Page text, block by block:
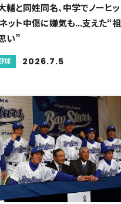
輔と同姓同名、中学でノーヒッ
ット中傷に嫌気も...支えた“祖
い”
球 2026.7.5